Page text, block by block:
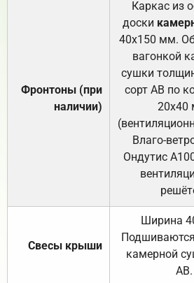
Фронтоны (при
наличии)
Каркас из
доски
40х150 мм.
вагонкой
сушки
сорт АВ по
20х40
Влаго-
Ондутис
Свесы крыши
Ширина
камерной
АВ.